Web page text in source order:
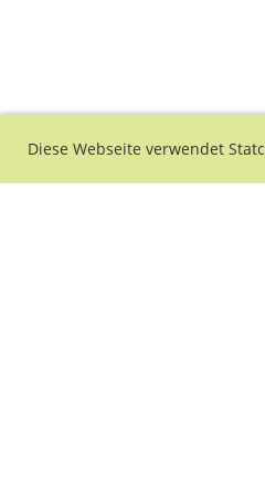
Diese Webseite verwendet